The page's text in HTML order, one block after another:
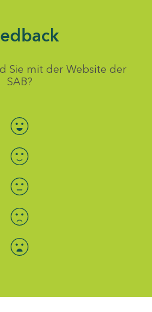
Sie mit der Website der
SAB?
Bewertung auswählen